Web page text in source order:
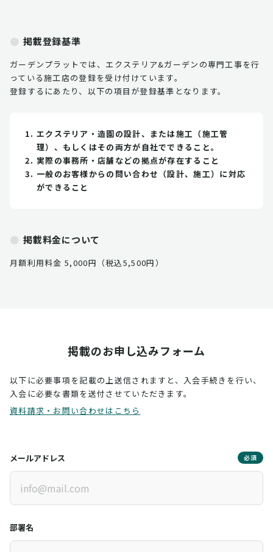
掲載登録基準
ガーデンプラットでは、エクステリア&ガーデンの専門工事を行
っている施工店の登録を受け付けています。
登録するにあたり、以下の項目が登録基準となります。
エクステリア・造園の設計、または施工（施工管
理）、もしくはその両方が自社でできること。
実際の事務所・店舗などの拠点が存在すること
一般のお客様からの問い合わせ（設計、施工）に対応
ができること
掲載料金について
月額利用料金 5,000円（税込5,500円）
掲載のお申し込みフォーム
以下に必要事項を記載の上送信されますと、入会手続きを行い、
入会に必要な書類を送付させていただきます。
資料請求・お問い合わせはこちら
メールアドレス 必須
部署名